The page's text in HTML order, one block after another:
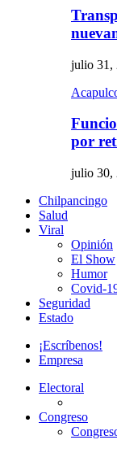
julio 31,
por
julio 30,
Chilpancingo
Salud
Viral
Opinión
El Show
Humor
Covid-
Seguridad
Estado
¡Escríbenos!
Empresa
Electoral
Congreso